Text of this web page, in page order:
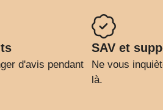
d'avis pendant
SAV et
Ne vous
là.